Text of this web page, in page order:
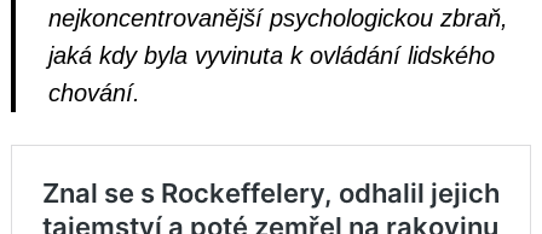
nejkoncentrovanější psychologickou zbraň,
jaká kdy byla vyvinuta k ovládání lidského
chování.